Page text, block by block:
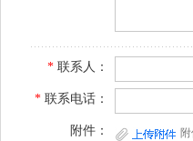
* 联系人：
* 联系电话：
附件： 附